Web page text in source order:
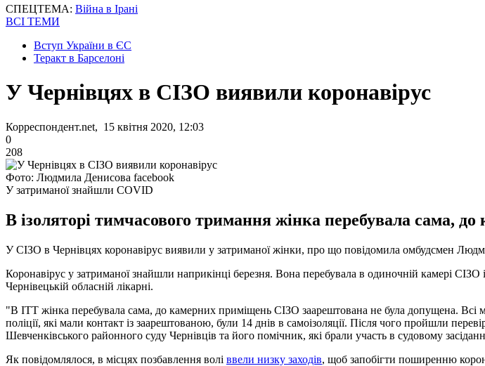
СПЕЦТЕМА: Війна в Ірані
ВСІ ТЕМИ
Вступ України в ЄС
Теракт в Барселоні
У Чернівцях в СІЗО виявили коронавірус
Корреспондент.net, 15 квітня 2020, 12:03
0
208
Фото: Людмила Денисова facebook
У затриманої знайшли COVID
В ізоляторі тимчасового тримання жінка перебувала сама,
У СІЗО в Чернівцях коронавірус виявили у затриманої жінки, про що повідомила омбудсмен
Коронавірус у затриманої знайшли наприкінці березня. Вона перебувала в одиночній камері
Чернівецькій обласній лікарні.
"В ІТТ жінка перебувала сама, до камерних приміщень СІЗО заарештована не була допущена. Всі
поліції, які мали контакт із заарештованою, були 14 днів в самоізоляції. Після чого пройшли
Шевченківського районного суду Чернівців та його помічник, які брали участь в судовому
Як повідомлялося, в місцях позбавлення волі ввели низку заходів, щоб запобігти поширенню